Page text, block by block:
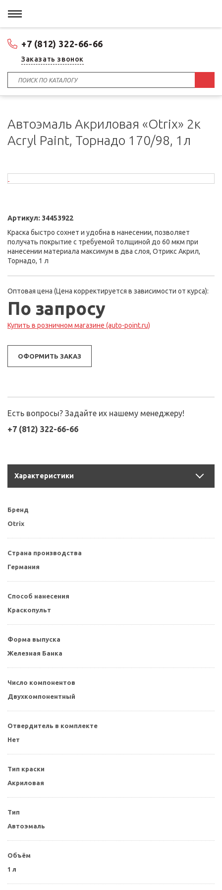
+7 (812) 322-66-66
Заказать звонок
Автоэмаль Акриловая «Otrix» 2к
Acryl Paint, Торнадо 170/98, 1л
Артикул: 34453922
Краска быстро сохнет и удобна в нанесении, позволяет
получать покрытие с требуемой толщиной до 60 мкм при
нанесении материала максимум в два слоя, Отрикс Акрил,
Торнадо, 1 л
Оптовая цена (Цена корректируется в зависимости от курса):
По запросу
Купить в розничном магазине (auto-point.ru)
ОФОРМИТЬ ЗАКАЗ
Есть вопросы? Задайте их нашему менеджеру!
+7 (812) 322-66-66
Характеристики
Бренд
Otrix
Страна производства
Германия
Способ нанесения
Краскопульт
Форма выпуска
Железная Банка
Число компонентов
Двухкомпонентный
Отвердитель в комплекте
Нет
Тип краски
Акриловая
Тип
Автоэмаль
Объём
1 л